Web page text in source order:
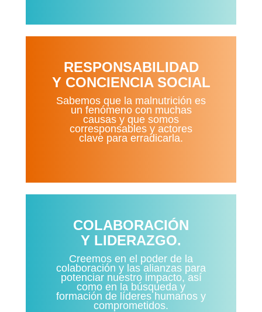
RESPONSABILIDAD
Y CONCIENCIA SOCIAL
Sabemos que la malnutrición es
un fenómeno con muchas
causas y que somos
corresponsables y actores
clave para erradicarla.
COLABORACIÓN
Y LIDERAZGO.
Creemos en el poder de la
colaboración y las alianzas para
potenciar nuestro impacto, así
como en la búsqueda y
formación de líderes humanos y
comprometidos.